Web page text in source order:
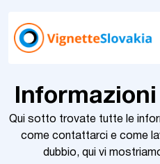
Qui sotto trovate tutte le
come contattarci e come
dubbio, qui vi